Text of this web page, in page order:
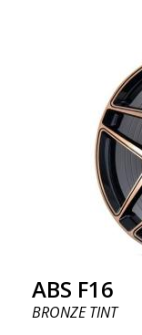
ABS F16
BRONZE TINT